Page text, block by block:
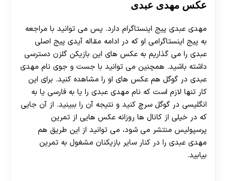
عکس مهدی عبدی
مهدی عبدی پیج اینستاگرام دارد. پس می توانید با مراجعه
به پیج اینستاگرامی او که در ادامه مقاله آیدی پیج اصلی
عبدی را می گذاریم به عکس های این بازیکن گلزن دسترسی
داشته باشید. همچنین می توانید با جست و جوی نام مهدی
عبدی در گوگل هم عکس های او را مشاهده کنید. برای این
کار تنها لازم است که نام مهدی عبدی را یا به فارسی یا به
انگلیسی در گوگل سرچ کنید و نتیجه آن را ببینید. از آن جایی
که در خیلی از کانال ها روزانه عکس هایی از تمرین
پرسپولیس منتشر می شود، می توانید از این طریق هم
مهدی عبدی را در کنار سایر بازیکنان مشغول به تمرین
بیابید.